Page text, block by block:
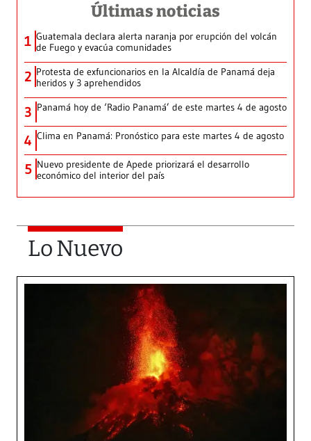
Últimas noticias
1 Guatemala declara alerta naranja por erupción del volcán
de Fuego y evacúa comunidades
2 Protesta de exfuncionarios en la Alcaldía de Panamá deja
heridos y 3 aprehendidos
3 Panamá hoy de ‘Radio Panamá’ de este martes 4 de agosto
4 Clima en Panamá: Pronóstico para este martes 4 de agosto
5 Nuevo presidente de Apede priorizará el desarrollo
económico del interior del país
Lo Nuevo